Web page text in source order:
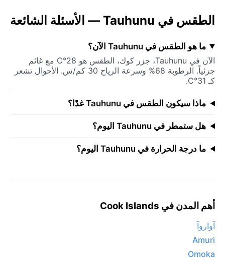
الطقس في Tauhunu — الأسئلة الشائعة
ما هو الطقس في Tauhunu الآن؟
الآن في Tauhunu، جزر كوك، الطقس هو 28°C مع غائم
جزئياً. الرطوبة 68% وسرعة الرياح 30 كم/س. الأحوال تشعر
كـ 31°C.
ماذا سيكون الطقس في Tauhunu غدًا؟
هل ستمطر في Tauhunu اليوم؟
ما درجة الحرارة في Tauhunu اليوم؟
أهم المدن في Cook Islands
آواروآ
Amuri
Omoka